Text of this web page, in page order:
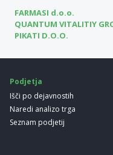
FARMASI d.o.o.
QUANTUM VITALITIY
PIKATI D.O.O.
Podjetja
Išči po dejavnostih
Naredi analizo trga
Seznam podjetij